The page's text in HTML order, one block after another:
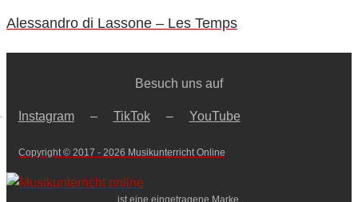
Alessandro di Lassone – Les Temps
Besuch uns auf
Instagram– TikTok– YouTube
Copyright © 2017 - 2026 Musikunterricht Online